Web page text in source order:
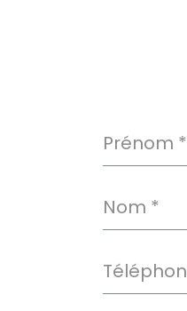
Prénom
*
Nom
*
Téléphone
*